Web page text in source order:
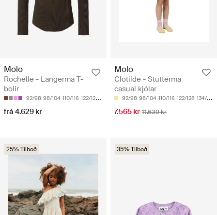
Molo
Rochelle - Langerma T-
bolir
92/98 98/104 110/116 122/128 134/140
frá 4.629 kr
Molo
Clotilde - Stutterma
casual kjólar
92/98 98/104 110/116 122/128 134/140
7.565 kr 11.639 kr
25% Tilboð 35% Tilboð